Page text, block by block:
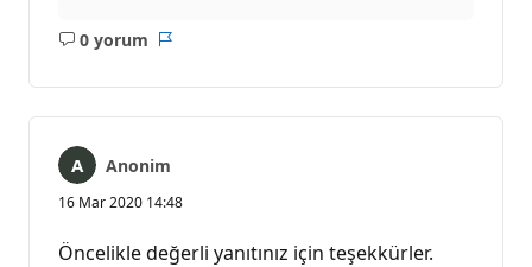
0 yorum
Açıklama
Anonim
16 Mar 2020 14:48
Öncelikle değerli yanıtınız için teşekkürler.